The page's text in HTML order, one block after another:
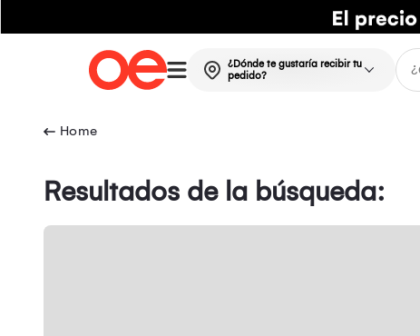
¿Dónde te gustaría recibir tu
pedido?
Resultados de la búsqueda: